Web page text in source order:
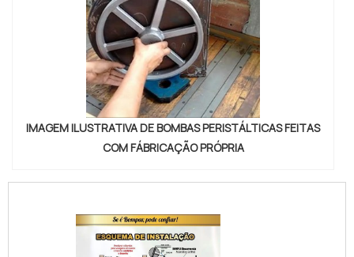
IMAGEM ILUSTRATIVA DE BOMBAS PERISTÁLTICAS FEITAS
COM FÁBRICAÇÃO PRÓPRIA